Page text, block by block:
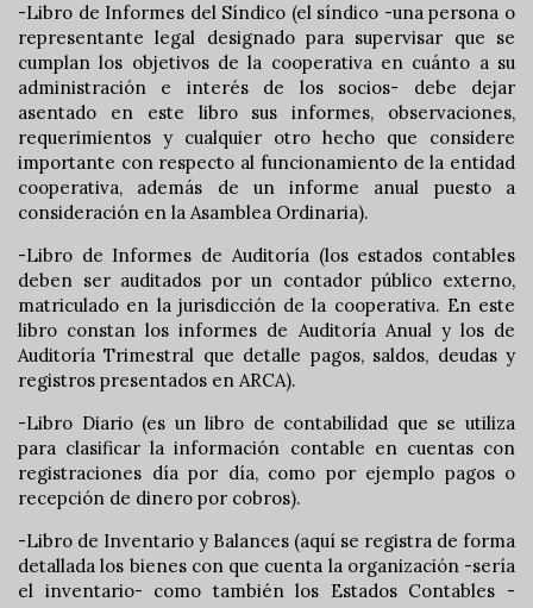
-Libro de Informes del Síndico (el síndico -una persona o
representante legal designado para supervisar que se
cumplan los objetivos de la cooperativa en cuánto a su
administración e interés de los socios- debe dejar
asentado en este libro sus informes, observaciones,
requerimientos y cualquier otro hecho que considere
importante con respecto al funcionamiento de la entidad
cooperativa, además de un informe anual puesto a
consideración en la Asamblea Ordinaria).
-Libro de Informes de Auditoría (los estados contables
deben ser auditados por un contador público externo,
matriculado en la jurisdicción de la cooperativa. En este
libro constan los informes de Auditoría Anual y los de
Auditoría Trimestral que detalle pagos, saldos, deudas y
registros presentados en ARCA).
-Libro Diario (es un libro de contabilidad que se utiliza
para clasificar la información contable en cuentas con
registraciones día por día, como por ejemplo pagos o
recepción de dinero por cobros).
-Libro de Inventario y Balances (aquí se registra de forma
detallada los bienes con que cuenta la organización -sería
el inventario- como también los Estados Contables -